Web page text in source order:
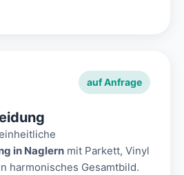
auf Anfrage
in Naglern mit Parkett, Vinyl
harmonisches Gesamtbild.